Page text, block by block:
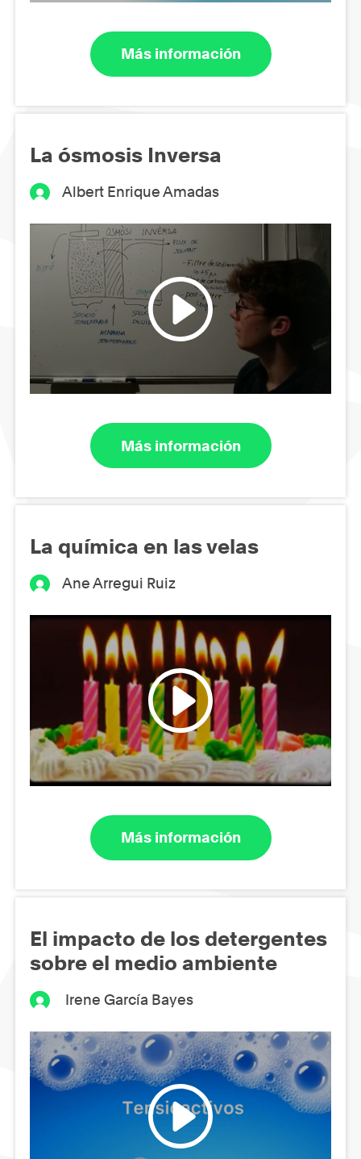
Más información
La ósmosis Inversa
Albert Enrique Amadas
Más información
La química en las velas
Ane Arregui Ruiz
Más información
El impacto de los detergentes
sobre el medio ambiente
Irene García Bayes